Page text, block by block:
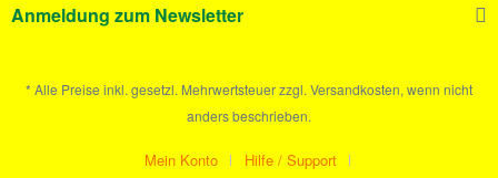
Anmeldung zum Newsletter
* Alle Preise inkl. gesetzl. Mehrwertsteuer zzgl. Versandkosten, wenn nicht
anders beschrieben.
Mein Konto Hilfe / Support